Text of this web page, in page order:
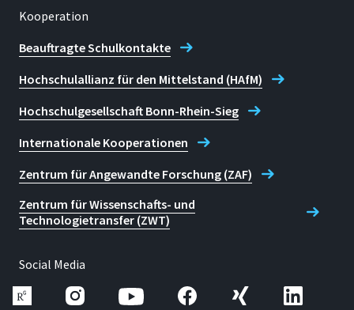
Kooperation
Beauftragte Schulkontakte
Hochschulallianz für den Mittelstand (HAfM)
Hochschulgesellschaft Bonn-Rhein-Sieg
Internationale Kooperationen
Zentrum für Angewandte Forschung (ZAF)
Zentrum für Wissenschafts- und
Technologietransfer (ZWT)
Social Media